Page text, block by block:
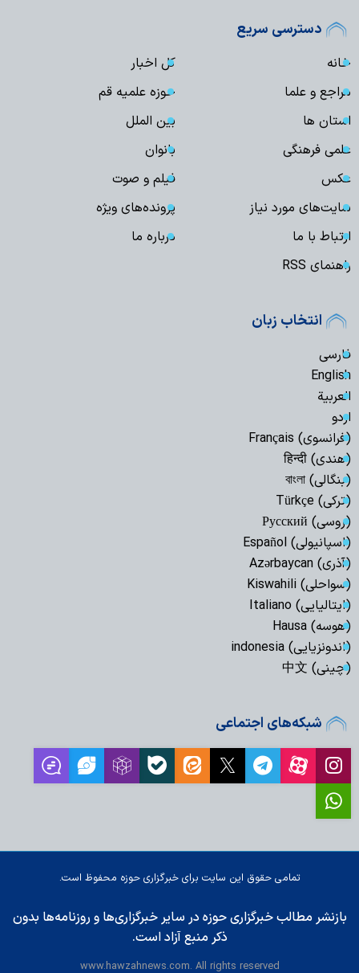
دسترسی سریع
خانه
کل اخبار
مراجع و علما
حوزه علمیه قم
استان ها
بین الملل
علمی فرهنگی
بانوان
عکس
فیلم و صوت
سایت‌های مورد نیاز
پرونده‌های ویژه
ارتباط با ما
درباره ما
راهنمای RSS
انتخاب زبان
فارسی
English
العربیة
اردو
(فرانسوی) Français
(هندی) हिन्दी
(بنگالی) বাংলা
(ترکی) Türkçe
(روسی) Русский
(اسپانیولی) Español
(آذری) Azərbaycan
(سواحلی) Kiswahili
(ایتالیایی) Italiano
(هوسه) Hausa
(اندونزیایی) indonesia
(چینی) 中文
شبکه‌های اجتماعی
تمامی حقوق این سایت برای خبرگزاری حوزه محفوظ است.
بازنشر مطالب خبرگزاری حوزه در سایر خبرگزاری‌ها و روزنامه‌ها بدون
ذکر منبع آزاد است.
www.hawzahnews.com. All rights reserved